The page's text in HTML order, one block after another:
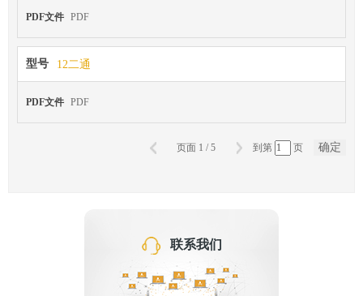
PDF文件 PDF
型号 12二通
PDF文件 PDF
页面 1 /5 到第 页 确定
联系我们